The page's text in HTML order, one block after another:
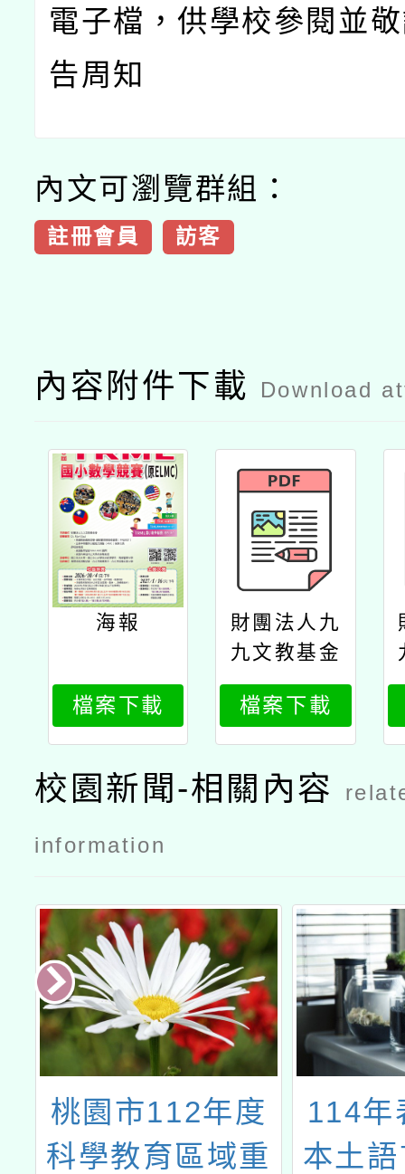
電子檔，供學校參閱並
告周知
內文可瀏覽群組：
註冊會員 訪客
內容附件下載 Download
海報
檔案下載
財團法人九
九文教基金
會訂於115
年10月4日
（星期日）
舉辦第六屆t
rml國小數
檔案下載
校園新聞-相關內容
information
桃園市112年度
科學教育區域重
114年
本土